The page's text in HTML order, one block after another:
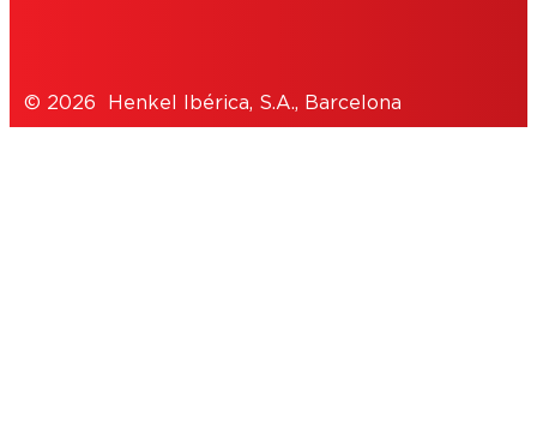
© 2026 Henkel Ibérica, S.A., Barcelona